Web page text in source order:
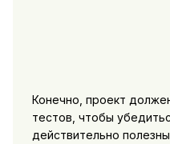
Конечно, проект
тестов, чтобы
действительно